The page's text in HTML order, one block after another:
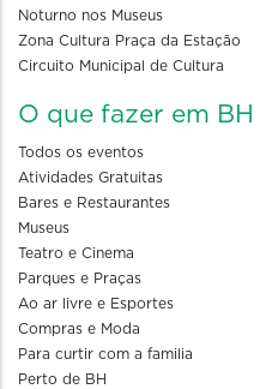
Noturno nos Museus
Zona Cultura Praça da Estação
Circuito Municipal de Cultura
O que fazer em BH
Todos os eventos
Atividades Gratuitas
Bares e Restaurantes
Museus
Teatro e Cinema
Parques e Praças
Ao ar livre e Esportes
Compras e Moda
Para curtir com a familia
Perto de BH